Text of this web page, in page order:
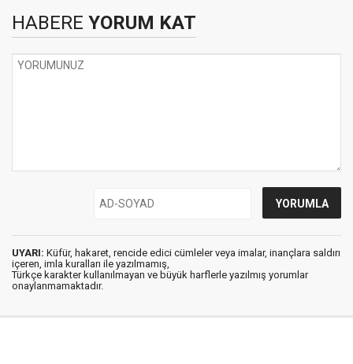
HABERE YORUM KAT
UYARI: Küfür, hakaret, rencide edici cümleler veya imalar, inançlara saldırı
içeren, imla kuralları ile yazılmamış,
Türkçe karakter kullanılmayan ve büyük harflerle yazılmış yorumlar
onaylanmamaktadır.